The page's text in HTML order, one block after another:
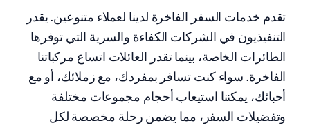
تقدم خدمات السفر الفاخرة لدينا لعملاء متنوعين. يقدر
التنفيذيون في الشركات الكفاءة والسرية التي توفرها
الطائرات الخاصة، بينما تقدر العائلات اتساع مركباتنا
الفاخرة. سواء كنت تسافر بمفردك، مع زملائك، أو مع
أحبائك، يمكننا استيعاب أحجام مجموعات مختلفة
وتفضيلات السفر، مما يضمن رحلة مخصصة لكل